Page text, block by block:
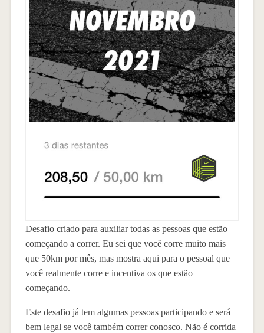
Desafio criado para auxiliar todas as pessoas que estão
começando a correr. Eu sei que você corre muito mais
que 50km por mês, mas mostra aqui para o pessoal que
você realmente corre e incentiva os que estão
começando.
Este desafio já tem algumas pessoas participando e será
bem legal se você também correr conosco. Não é corrida